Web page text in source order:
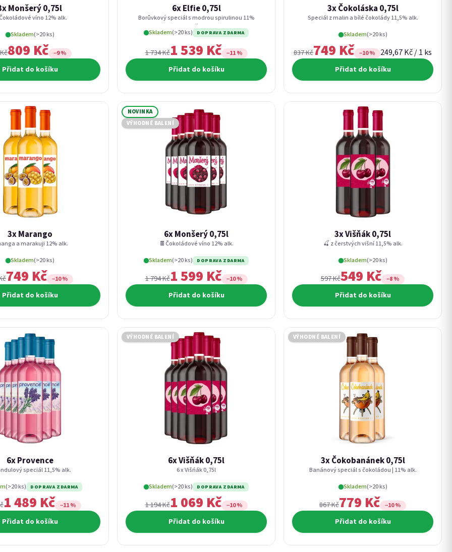
Monšerý 0,75l
víno 12% alk.
Skladem(>20 ks)
809 Kč −9 %
Přidat do košíku
6x Elfie 0,75l
Borůvkový speciál s modrou spirulinou 11%
alk.
Skladem(>20 ks) DOPRAVA ZDARMA
1 734 Kč1 539 Kč −11 %
Přidat do košíku
3x Čokoláska 0,75l
Speciál z malin a bílé čokolády 11,5% alk.
Skladem(>20 ks)
837 Kč749 Kč −10 % Měrná cena:
249,67 Kč / 1 ks
Přidat do košíku
3x Marango
a marakuji 12% alk.
Skladem(>20 ks)
749 Kč −10 %
Přidat do košíku
NOVINKA
VÝHODNÉ BALENÍ
6x Monšerý 0,75l
🍫Čokoládové víno 12% alk.
Skladem(>20 ks) DOPRAVA ZDARMA
1 794 Kč1 599 Kč −10 %
Přidat do košíku
3x Višňák 0,75l
🍒 z čerstvých višní 11,5% alk.
Skladem(>20 ks)
597 Kč549 Kč −8 %
Přidat do košíku
6x Provence
speciál 11,5% alk.
(>20 ks) DOPRAVA ZDARMA
1 489 Kč −11 %
Přidat do košíku
VÝHODNÉ BALENÍ
6x Višňák 0,75l
6 x Višńák 0,75l
Skladem(>20 ks) DOPRAVA ZDARMA
1 194 Kč1 069 Kč −10 %
Přidat do košíku
VÝHODNÉ BALENÍ
3x Čokobanánek 0,75l
Banánový speciál s čokoládou | 11% alk.
Skladem(>20 ks)
867 Kč779 Kč −10 %
Přidat do košíku